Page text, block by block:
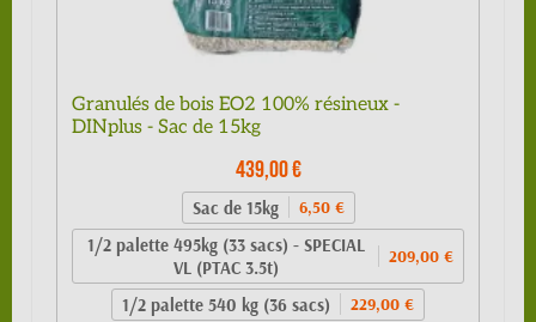
Granulés de bois EO2 100% résineux -
DINplus - Sac de 15kg
439,00 €
Sac de 15kg 6,50 €
1/2 palette 495kg (33 sacs) - SPECIAL
VL (PTAC 3.5t)
209,00 €
1/2 palette 540 kg (36 sacs) 229,00 €